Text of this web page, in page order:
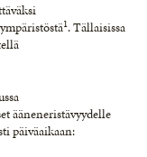
1. Tällaisissa
ääneneristävyydelle
päiväaikaan: